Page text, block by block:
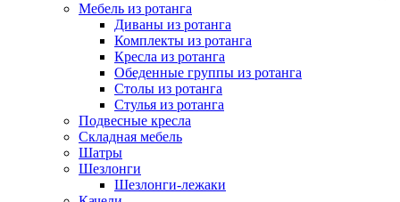
Мебель из ротанга
Диваны из ротанга
Комплекты из ротанга
Кресла из ротанга
Обеденные группы из ротанга
Столы из ротанга
Стулья из ротанга
Подвесные кресла
Складная мебель
Шатры
Шезлонги
Шезлонги-лежаки